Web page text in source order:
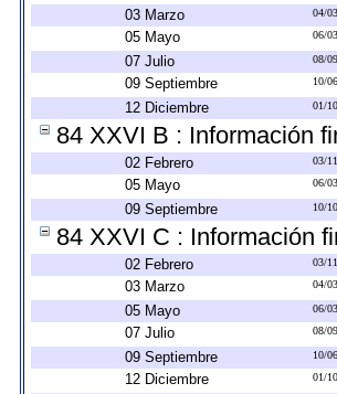
03 Marzo 04/
05 Mayo 06/
07 Julio 08/
09 Septiembre 10/
12 Diciembre 01/
84 XXVI B : Información
02 Febrero 03/
05 Mayo 06/
09 Septiembre 10/
84 XXVI C : Información
02 Febrero 03/
03 Marzo 04/
05 Mayo 06/
07 Julio 08/
09 Septiembre 10/
12 Diciembre 01/